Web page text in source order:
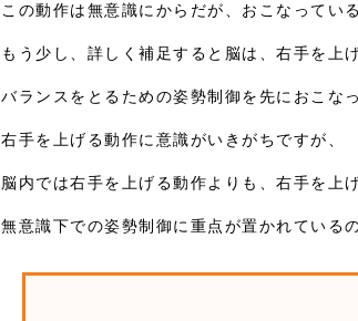
この動作は無意識にからだが、おこなってい
もう少し、詳しく補足すると脳は、右手を上
バランスをとるための姿勢制御を先におこな
右手を上げる動作に意識がいきがちですが、
脳内では右手を上げる動作よりも、右手を上
無意識下での姿勢制御に重点が置かれているの